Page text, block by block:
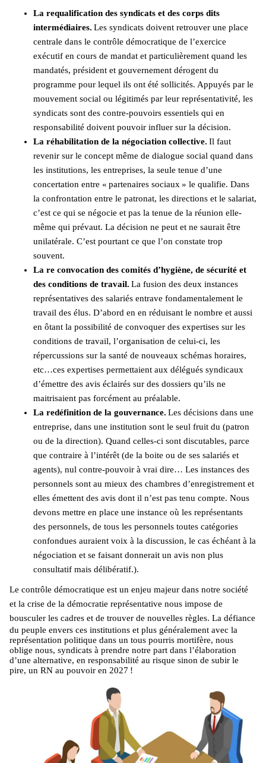
La requalification des syndicats et des corps dits
intermédiaires. Les syndicats doivent retrouver une place
centrale dans le contrôle démocratique de l’exercice
exécutif en cours de mandat et particulièrement quand les
mandatés, président et gouvernement dérogent du
programme pour lequel ils ont été sollicités. Appuyés par le
mouvement social ou légitimés par leur représentativité, les
syndicats sont des contre-pouvoirs essentiels qui en
responsabilité doivent pouvoir influer sur la décision.
La réhabilitation de la négociation collective. Il faut
revenir sur le concept même de dialogue social quand dans
les institutions, les entreprises, la seule tenue d’une
concertation entre « partenaires sociaux » le qualifie. Dans
la confrontation entre le patronat, les directions et le salariat,
c’est ce qui se négocie et pas la tenue de la réunion elle-
même qui prévaut. La décision ne peut et ne saurait être
unilatérale. C’est pourtant ce que l’on constate trop
souvent.
La re convocation des comités d’hygiène, de sécurité et
des conditions de travail. La fusion des deux instances
représentatives des salariés entrave fondamentalement le
travail des élus. D’abord en en réduisant le nombre et aussi
en ôtant la possibilité de convoquer des expertises sur les
conditions de travail, l’organisation de celui-ci, les
répercussions sur la santé de nouveaux schémas horaires,
etc…ces expertises permettaient aux délégués syndicaux
d’émettre des avis éclairés sur des dossiers qu’ils ne
maitrisaient pas forcément au préalable.
La redéfinition de la gouvernance. Les décisions dans une
entreprise, dans une institution sont le seul fruit du (patron
ou de la direction). Quand celles-ci sont discutables, parce
que contraire à l’intérêt (de la boite ou de ses salariés et
agents), nul contre-pouvoir à vrai dire… Les instances des
personnels sont au mieux des chambres d’enregistrement et
elles émettent des avis dont il n’est pas tenu compte. Nous
devons mettre en place une instance où les représentants
des personnels, de tous les personnels toutes catégories
confondues auraient voix à la discussion, le cas échéant à la
négociation et se faisant donnerait un avis non plus
consultatif mais délibératif.).
Le contrôle démocratique est un enjeu majeur dans notre société
et la crise de la démocratie représentative nous impose de
bousculer les cadres et de trouver de nouvelles règles. La défiance
du peuple envers ces institutions et plus généralement avec la
représentation politique dans un tous pourris mortifère, nous
oblige nous, syndicats à prendre notre part dans l’élaboration
d’une alternative, en responsabilité au risque sinon de subir le
pire, un RN au pouvoir en 2027 !